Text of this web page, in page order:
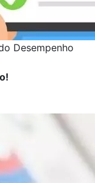
Desempenho